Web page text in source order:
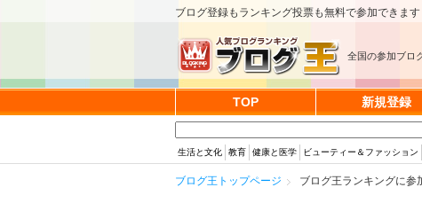
ブログ登録もランキング投票も無料で参加できま
全国の参加ブロ
TOP 新規登録
生活と文化 教育 健康と医学 ビューティー＆ファッション
ブログ王トップページ ブログ王ランキングに